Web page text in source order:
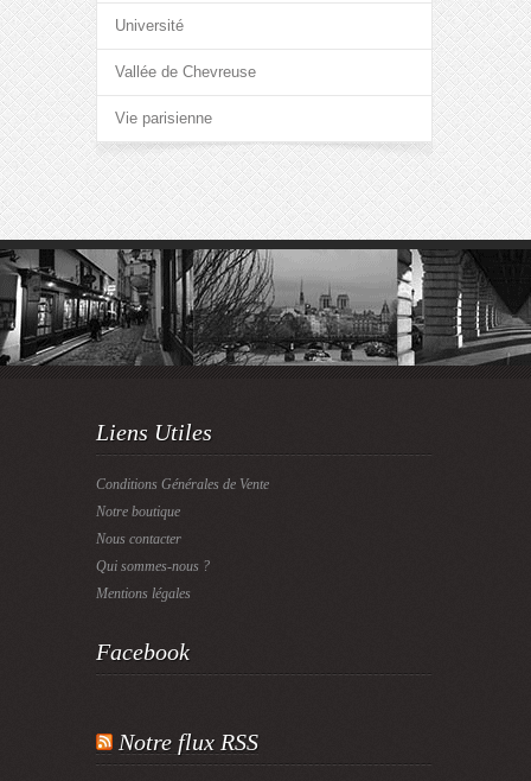
Université
Vallée de Chevreuse
Vie parisienne
Liens Utiles
Conditions Générales de Vente
Notre boutique
Nous contacter
Qui sommes-nous ?
Mentions légales
Facebook
Notre flux RSS